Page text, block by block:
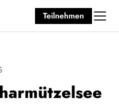
Teilnehmen